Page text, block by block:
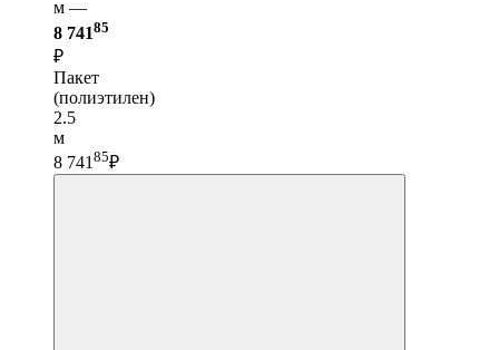
м —
8 74185
₽
Пакет
(полиэтилен)
2.5
м
8 741 85₽